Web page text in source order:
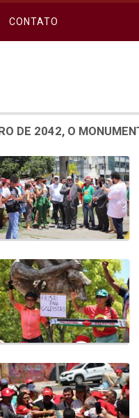
CONTATO
DE 2042, O